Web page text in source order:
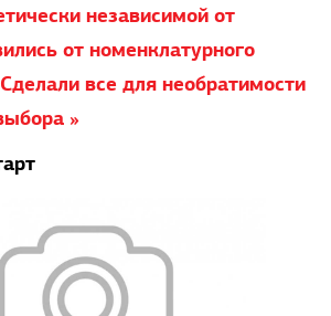
независимой от
от номенклатурного
все для необратимости
»